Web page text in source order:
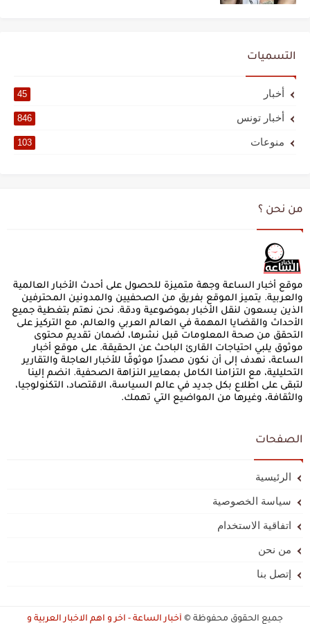
التسميات
أخبار 45
أخبار تونس 846
منوعات 103
من نحن ؟
موقع أخبار الساعة وجهة متميزة للحصول على أحدث الأخبار العالمية
والعربية. يتميز الموقع بفريق من الصحفيين والمدونين المحترفين
الذين يسعون لنقل الأخبار بموضوعية ودقة. نحن نهتم بتغطية جميع
الأحداث والقضايا المهمة في العالم العربي والعالم، مع التركيز على
التحقق من صحة المعلومات قبل نشرها، لضمان تقديم محتوى
موثوق يلبي احتياجات القارئ الباحث عن الحقيقة. على موقع أخبار
الساعة، نهدف إلى أن نكون مصدرًا موثوقًا للأخبار العاجلة والتقارير
التحليلية، مع التزامنا الكامل بمعايير النزاهة الصحفية. انضم إلينا
لتبقى على اطلاع بكل جديد في عالم السياسة، الاقتصاد، التكنولوجيا،
والثقافة، وغيرها من المواضيع التي تهمك.
الصفحات
الرئيسية
سياسة الخصوصية
اتفاقية الاستخدام
من نحن
إتصل بنا
جميع الحقوق محفوظة © أخبار الساعة - آخر و اهم الاخبار العربية و